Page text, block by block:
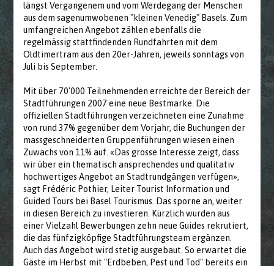
längst Vergangenem und vom Werdegang der Menschen
aus dem sagenumwobenen "kleinen Venedig" Basels. Zum
umfangreichen Angebot zählen ebenfalls die
regelmässig stattfindenden Rundfahrten mit dem
Oldtimertram aus den 20er-Jahren, jeweils sonntags von
Juli bis September.
Mit über 70'000 Teilnehmenden erreichte der Bereich der
Stadtführungen 2007 eine neue Bestmarke. Die
offiziellen Stadtführungen verzeichneten eine Zunahme
von rund 37% gegenüber dem Vorjahr, die Buchungen der
massgeschneiderten Gruppenführungen wiesen einen
Zuwachs von 11% auf. «Das grosse Interesse zeigt, dass
wir über ein thematisch ansprechendes und qualitativ
hochwertiges Angebot an Stadtrundgängen verfügen»,
sagt Frédéric Pothier, Leiter Tourist Information und
Guided Tours bei Basel Tourismus. Das sporne an, weiter
in diesen Bereich zu investieren. Kürzlich wurden aus
einer Vielzahl Bewerbungen zehn neue Guides rekrutiert,
die das fünfzigköpfige Stadtführungsteam ergänzen.
Auch das Angebot wird stetig ausgebaut. So erwartet die
Gäste im Herbst mit "Erdbeben, Pest und Tod" bereits ein